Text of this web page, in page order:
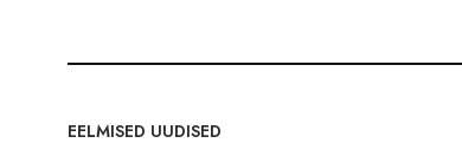
EELMISED UUDISED